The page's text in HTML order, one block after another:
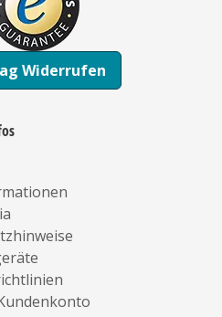
Widerrufen